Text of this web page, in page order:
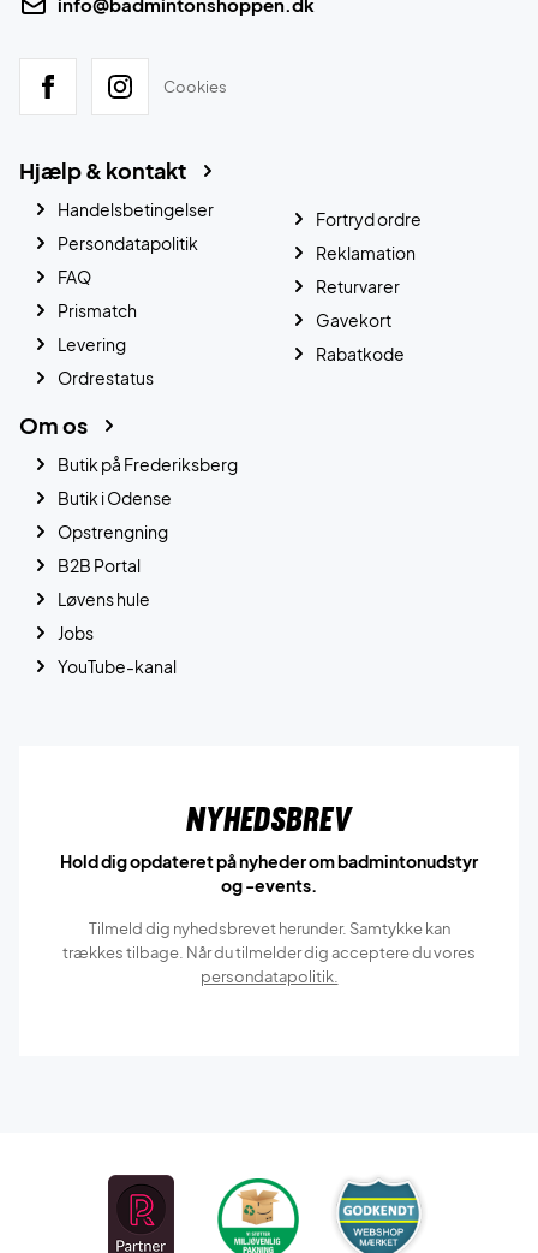
info@badmintonshoppen.dk
Cookies
Hjælp & kontakt
Handelsbetingelser
Persondatapolitik
FAQ
Prismatch
Levering
Ordrestatus
Fortryd ordre
Reklamation
Returvarer
Gavekort
Rabatkode
Om os
Butik på Frederiksberg
Butik i Odense
Opstrengning
B2B Portal
Løvens hule
Jobs
YouTube-kanal
Nyhedsbrev
Hold dig opdateret på nyheder om badmintonudstyr
og -events.
Tilmeld dig nyhedsbrevet herunder. Samtykke kan
trækkes tilbage. Når du tilmelder dig acceptere du vores
persondatapolitik.